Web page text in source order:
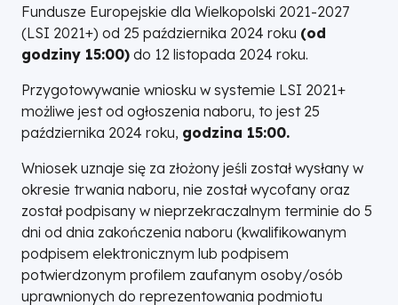
Fundusze Europejskie dla Wielkopolski 2021-2027
(LSI 2021+) od 25 października 2024 roku (od
godziny 15:00) do 12 listopada 2024 roku.
Przygotowywanie wniosku w systemie LSI 2021+
możliwe jest od ogłoszenia naboru, to jest 25
października 2024 roku, godzina 15:00.
Wniosek uznaje się za złożony jeśli został wysłany w
okresie trwania naboru, nie został wycofany oraz
został podpisany w nieprzekraczalnym terminie do 5
dni od dnia zakończenia naboru (kwalifikowanym
podpisem elektronicznym lub podpisem
potwierdzonym profilem zaufanym osoby/osób
uprawnionych do reprezentowania podmiotu